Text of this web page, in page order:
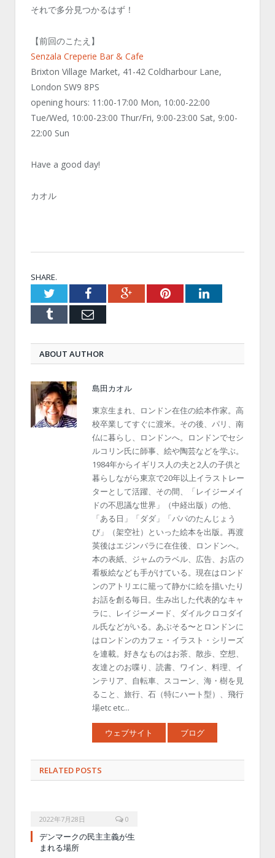
それで多分見つかるはず！
【前回のこたえ】
Senzala Creperie Bar & Cafe
Brixton Village Market, 41-42 Coldharbour Lane,
London SW9 8PS
opening hours: 11:00-17:00 Mon, 10:00-22:00
Tue/Wed, 10:00-23:00 Thur/Fri, 9:00-23:00 Sat, 9:00-
22:00 Sun
Have a good day!
カオル
SHARE.
TwitterFacebookGoogle+PinterestLinkedIn
Tumblr Email
ABOUT AUTHOR
島田カオル
東京生まれ、ロンドン在住の絵本作家。高
校卒業してすぐに渡米。その後、パリ、南
仏に暮らし、ロンドンへ。ロンドンでセシ
ルコリン氏に師事、絵や陶芸などを学ぶ。
1984年からイギリス人の夫と2人の子供と
暮らしながら東京で20年以上イラストレー
ターとして活躍、その間、「レイジーメイ
ドの不思議な世界」（中経出版）の他、
「ある日」「ダダ」「パパのたんじょう
び」（架空社）といった絵本を出版。再渡
英後はエジンバラに在住後、ロンドンへ。
本の表紙、ジャムのラベル、広告、お店の
看板絵なども手がけている。現在はロンド
ンのアトリエに籠って静かに絵を描いたり
お話を創る毎日。生み出した代表的なキャ
ラに、レイジーメード、ダイルクロコダイ
ル氏などがいる。あぶそる〜とロンドンに
はロンドンのカフェ・イラスト・シリーズ
を連載。好きなものはお茶、散歩、空想、
友達とのお喋り、読書、ワイン、料理、イ
ンテリア、自転車、スコーン、海・樹を見
ること、旅行、石（特にハート型）、飛行
場etc etc...
ウェブサイト ブログ
RELATED POSTS
2022年7月28日 0
デンマークの民主主義が生
まれる場所